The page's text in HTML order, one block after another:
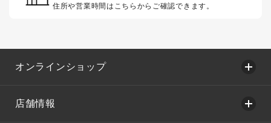
住所や営業時間はこちらからご確認できます。
オンラインショップ
店舗情報